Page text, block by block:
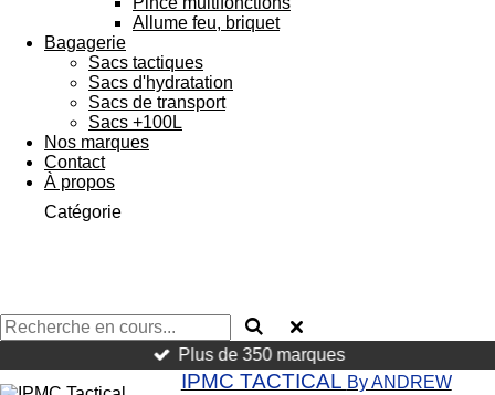
Allume feu, briquet
Bagagerie
Sacs tactiques
Sacs d'hydratation
Sacs de transport
Sacs +100L
Nos marques
Contact
À propos
Catégorie
Plus de 350 marques
IPMC TACTICAL By ANDREW